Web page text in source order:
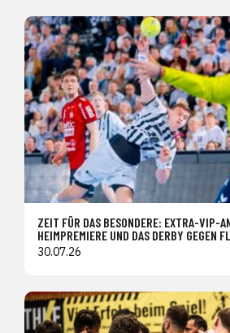
ZEIT FÜR DAS BESONDERE: EXTRA-VIP-
HEIMPREMIERE UND DAS DERBY GEGEN
30.07.26